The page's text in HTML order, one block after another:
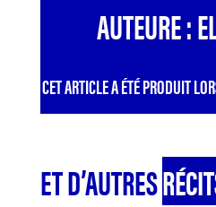
AUTEURE :
CET ARTICLE A ÉTÉ PRODUIT
ET D’AUTRES